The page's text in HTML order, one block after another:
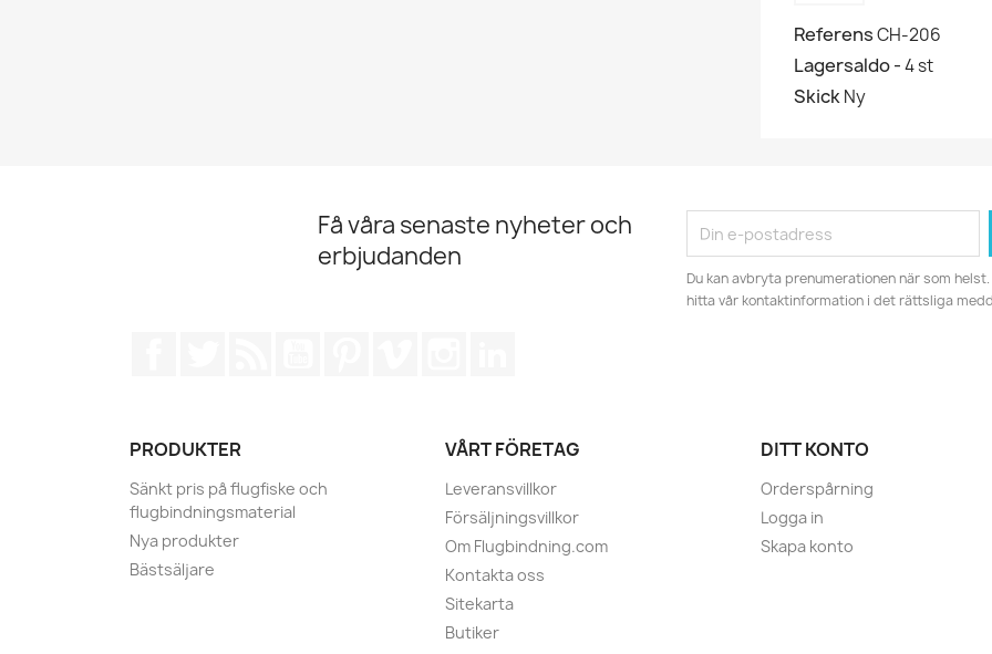
ReferensCH-206
Lagersaldo -4 st
SkickNy
Få våra senaste nyheter och
erbjudanden
Du kan avbryta prenumerationen när som
hitta vår kontaktinformation i det rättsliga
PRODUKTER
Sänkt pris på flugfiske och
flugbindningsmaterial
Nya produkter
Bästsäljare
VÅRT FÖRETAG
Leveransvillkor
Försäljningsvillkor
Om Flugbindning.com
Kontakta oss
Sitekarta
Butiker
DITT KONTO
Orderspårning
Logga in
Skapa konto